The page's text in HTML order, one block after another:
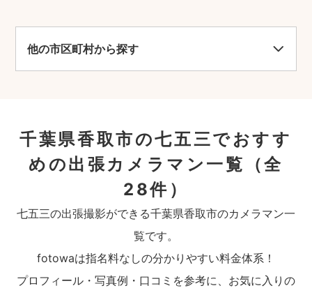
他の市区町村から探す
千葉県香取市の七五三でおすす
めの出張カメラマン一覧
（全
28件）
七五三の出張撮影ができる千葉県香取市のカメラマン一
覧です。
fotowaは指名料なしの分かりやすい料金体系！
プロフィール・写真例・口コミを参考に、お気に入りの